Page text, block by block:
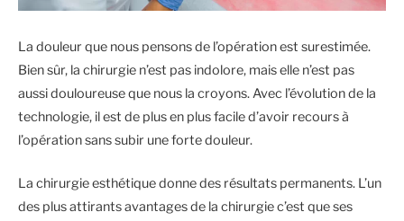
La douleur que nous pensons de l’opération est surestimée.
Bien sûr, la chirurgie n’est pas indolore, mais elle n’est pas
aussi douloureuse que nous la croyons. Avec l’évolution de la
technologie, il est de plus en plus facile d’avoir recours à
l’opération sans subir une forte douleur.
La chirurgie esthétique donne des résultats permanents. L’un
des plus attirants avantages de la chirurgie c’est que ses